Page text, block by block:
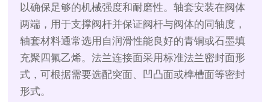
以确保足够的机械强度和耐磨性。轴套安装在阀体
两端，用于支撑阀杆并保证阀杆与阀体的同轴度，
轴套材料通常选用自润滑性能良好的青铜或石墨填
充聚四氟乙烯。法兰连接面采用标准法兰密封面形
式，可根据需要选配突面、凹凸面或榫槽面等密封
形式。